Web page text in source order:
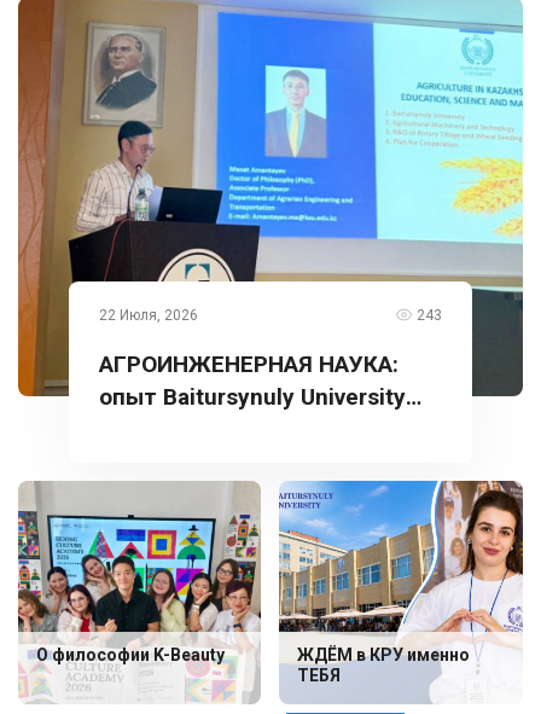
22 Июля, 2026 243
АГРОИНЖЕНЕРНАЯ НАУКА:
опыт Baitursynuly University
О философии K-Beauty
ЖДЁМ в КРУ именно
ТЕБЯ